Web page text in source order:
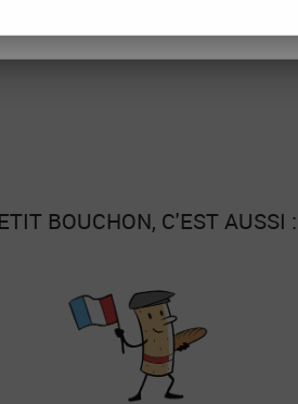
BOUCHON, C'EST AUSSI :